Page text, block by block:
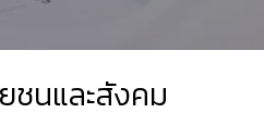
ชนและสังคม